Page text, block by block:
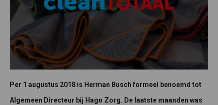
Per 1 augustus 2018 is Herman Busch formeel benoemd tot
Algemeen Directeur bij Hago Zorg. De laatste maanden was